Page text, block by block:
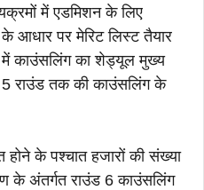
में एडमिशन के लिए
आधार पर मेरिट लिस्ट तैयार
में काउंसलिंग का शेड्यूल मुख्य
राउंड तक की काउंसलिंग के
के पश्चात हजारों की संख्या
के अंतर्गत राउंड 6 काउंसलिंग